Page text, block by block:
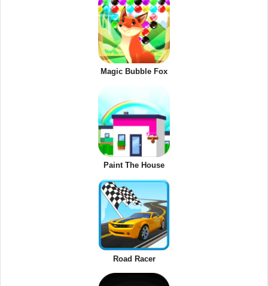
Magic Bubble Fox
Paint The House
Road Racer